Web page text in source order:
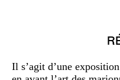
Il s’agit d’une